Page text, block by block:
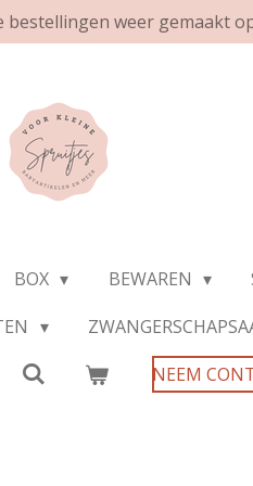
weer gemaakt
BOX BEWAREN
NEEM